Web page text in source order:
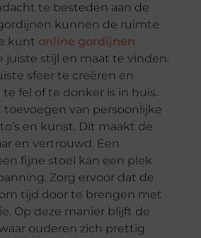
te besteden aan de
kunnen de ruimte
kunt online gordijnen
juiste stijl en maat te vinden.
sfeer te creëren en
fel of te donker is in huis.
toevoegen van persoonlijke
en kunst. Dit maakt de
en vertrouwd. Een
fijne stoel kan een plek
Zorg ervoor dat de
tijd door te brengen met
Op deze manier blijft de
ouderen zich prettig